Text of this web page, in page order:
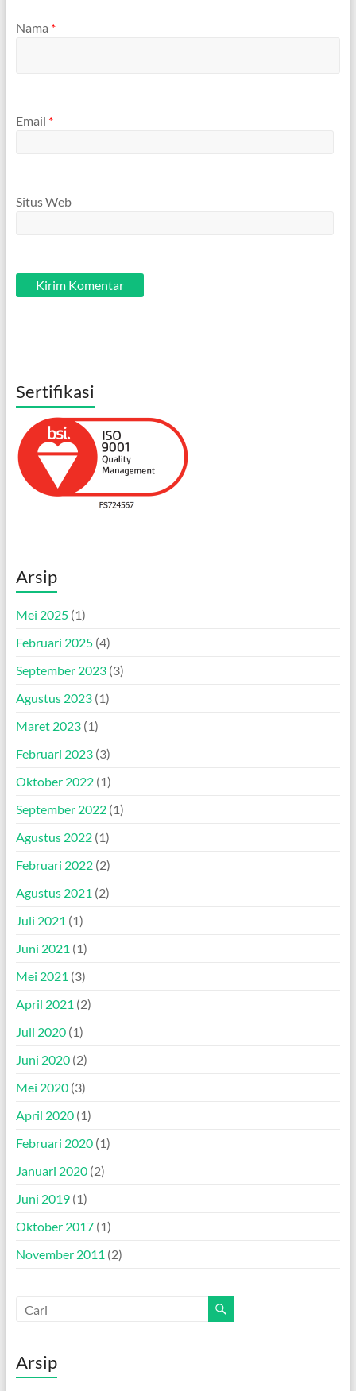
Nama *
Email *
Situs Web
Sertifikasi
Arsip
Mei 2025(1)
Februari 2025(4)
September 2023(3)
Agustus 2023(1)
Maret 2023(1)
Februari 2023(3)
Oktober 2022(1)
September 2022(1)
Agustus 2022(1)
Februari 2022(2)
Agustus 2021 (2)
Juli 2021 (1)
Juni 2021 (1)
Mei 2021 (3)
April 2021 (2)
Juli 2020(1)
Juni 2020(2)
Mei 2020(3)
April 2020(1)
Februari 2020(1)
Januari 2020(2)
Juni 2019(1)
Oktober 2017(1)
November 2011 (2)
Arsip